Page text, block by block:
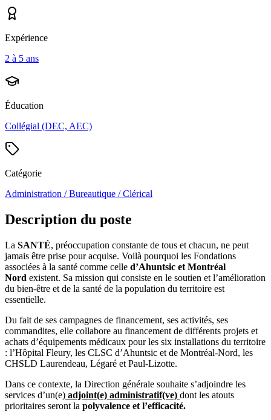
Expérience
2 à 5 ans
Éducation
Collégial (DEC, AEC)
Catégorie
Administration / Bureautique / Clérical
Description du poste
La SANTÉ, préoccupation constante de tous et chacun, ne peut
jamais être prise pour acquise. Voilà pourquoi les Fondations
associées à la santé comme celle d’Ahuntsic et Montréal
Nord existent. Sa mission qui consiste en le soutien et l’amélioration
du bien-être et de la santé de la population du territoire est
essentielle.
Du fait de ses campagnes de financement, ses activités, ses
commandites, elle collabore au financement de différents projets et
achats d’équipements médicaux pour les six installations du territoire
: l’Hôpital Fleury, les CLSC d’Ahuntsic et de Montréal-Nord, les
CHSLD Laurendeau, Légaré et Paul-Lizotte.
Dans ce contexte, la Direction générale souhaite s’adjoindre les
services d’un(e) adjoint(e) administratif(ve) dont les atouts
prioritaires seront la polyvalence et l’efficacité.